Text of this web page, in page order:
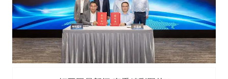
黄金牛市回来了吗
酒店花洒现排泄物住客索赔遭拒
杭州全市有序停课
乐享全民健身 共筑健康中国